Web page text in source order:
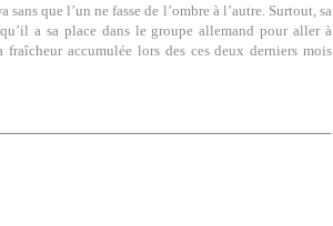
que l’un ne fasse de l’ombre à l’autre. Surtout, sa
a sa place dans le groupe allemand pour aller à
accumulée lors des ces deux derniers mois